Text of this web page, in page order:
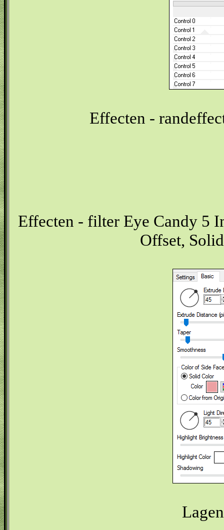
Effecten -
Effecten - filter Eye Candy 5
Offset,